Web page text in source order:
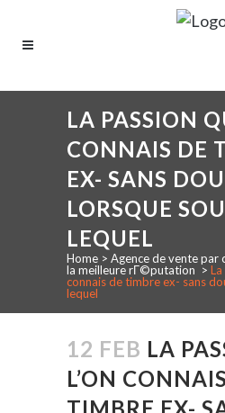
LA PASSION
CONNAIS DE
EX- SANS
LORSQUE
LEQUEL
Home > Agence de vente par
la meilleure rГ©putation > La
connais de timbre ex- sans
lequel
12 FEB LA
L’ON